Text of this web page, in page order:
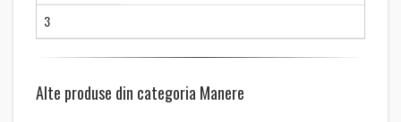
3
Alte produse din categoria Manere